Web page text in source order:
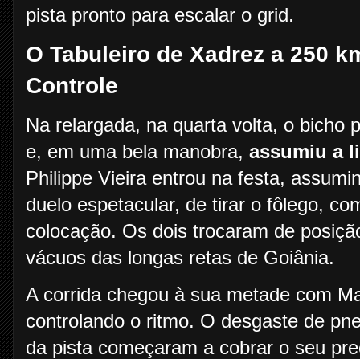
pista pronto para escalar o grid.
O Tabuleiro de Xadrez a 250
Controle
Na relargada, na quarta volta, o bicho
e, em uma bela manobra, assumiu a
Philippe Vieira entrou na festa,
duelo espetacular, de tirar o fôlego,
colocação. Os dois trocaram de
vácuos das longas retas de Goiânia.
A corrida chegou à sua metade com
controlando o ritmo. O desgaste de
da pista começaram a cobrar o seu